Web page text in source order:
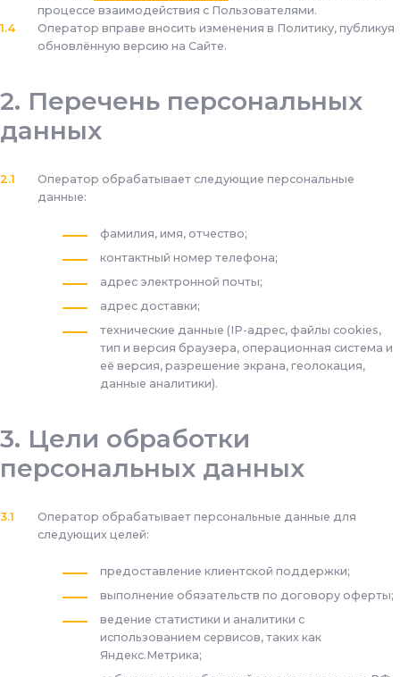
процессе взаимодействия с Пользователями.
Оператор вправе вносить изменения в Политику, публикуя
обновлённую версию на Сайте.
Перечень персональных
данных
Оператор обрабатывает следующие персональные
данные:
фамилия, имя, отчество;
контактный номер телефона;
адрес электронной почты;
адрес доставки;
технические данные (IP-адрес, файлы cookies,
тип и версия браузера, операционная система и
её версия, разрешение экрана, геолокация,
данные аналитики).
Цели обработки
персональных данных
Оператор обрабатывает персональные данные для
следующих целей:
предоставление клиентской поддержки;
выполнение обязательств по договору оферты;
ведение статистики и аналитики с
использованием сервисов, таких как
Яндекс.Метрика;